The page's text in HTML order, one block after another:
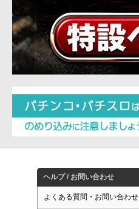
ヘルプ / お問い合わせ
よくある質問・お問い合わせ